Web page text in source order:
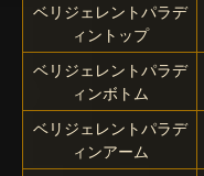
ベリジェレントパラデ
ィントップ
ベリジェレントパラデ
ィンボトム
ベリジェレントパラデ
ィンアーム